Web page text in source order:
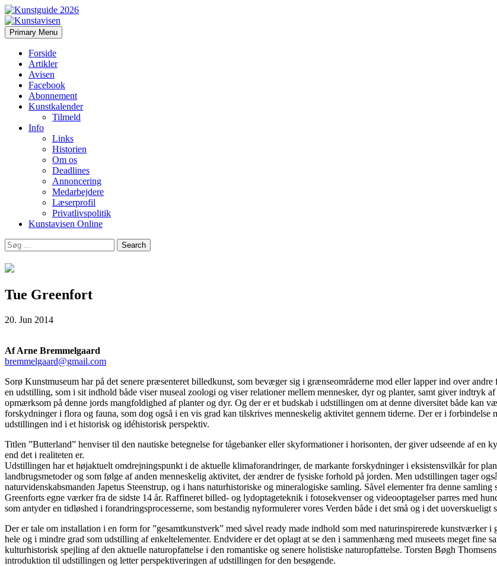
Kunstavisen
Search
Primary Menu Skip
to
Forside
Artikler
Avisen
Facebook
Abonnement
Kunstkalender
Tilmeld
Info
Links
Historien
Om os
Deadlines
Annoncering
Medarbejdere
Læserprofil
Privatlivspolitik
Kunstavisen Online
Search
for:
Tue Greenfort
20. Jun 2014
Af Arne Bremmelgaard
bremmelgaard@gmail.com
Sorø Kunstmuseum har på det senere præsenteret billedkunst, som bevæger sig i grænseområderne mod eller lapper ind over
en udstilling, som i sit indhold både viser museal zoologi og viser relationer mellem mennesker, dyr og planter, samt giver indtryk
opmærksom på denne jords mangfoldighed af planter og dyr. Og der er et budskab i udstillingen om at denne diversitet både kan
forskydninger i flora og fauna, som dog også i en vis grad kan tilskrives menneskelig aktivitet gennem tiderne. Der er i
udstillingen ind i et historisk og idéhistorisk perspektiv.
Titlen ”Butterland” henviser til den nautiske betegnelse for tågebanker eller skyformationer i horisonten, der giver udseende af en
end det i realiteten er.
Udstillingen har et højaktuelt omdrejningspunkt i de aktuelle klimaforandringer, de markante forskydninger i eksistensvilkår for
landbrugsmetoder og som følge af anden menneskelig aktivitet, der ændrer de fysiske forhold på jorden. Men udstillingen tager
naturvidenskabsmanden Japetus Steenstrup, og i hans naturhistoriske og mineralogiske samling. Såvel elementer fra denne
Greenforts egne værker fra de sidste 14 år. Raffineret billed- og lydoptageteknik i fotosekvenser og videooptagelser parres med
som antyder en tidløshed i forandringsprocesserne, som bestandig nyformulerer vores Verden både i det små og i det uoverskueligt
Der er tale om installation i en form for ”gesamtkunstverk” med såvel ready made indhold som med naturinspirerede kunstværker
hele og i mindre grad som udstilling af enkeltelementer. Endvidere er det oplagt at se den i sammenhæng med museets meget fine
kulturhistorisk spejling af den aktuelle naturopfattelse i den romantiske og senere holistiske naturopfattelse. Torsten Bøgh
introduktion til udstillingen og letter perspektiveringen af udstillingen for den besøgende.